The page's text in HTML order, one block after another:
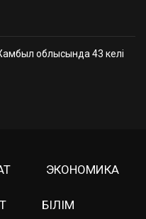
облысында 43 келі
ЭКОНОМИКА
БІЛІМ